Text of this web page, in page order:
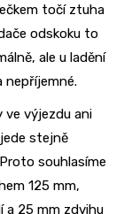
točí ztuha
odskoku to
ale u ladění
nepříjemné.
výjezdu ani
stejně
souhlasíme
125 mm,
a 25 mm zdvihu